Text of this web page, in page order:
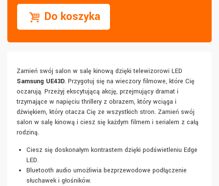
Do koszyka
Zamień swój salon w salę kinową dzięki telewizorowi LED
Samsung UE43D. Przygotuj się na wieczory filmowe, które Cię
oczarują. Przeżyj ekscytującą akcję, przejmujący dramat i
trzymające w napięciu thrillery z obrazem, który wciąga i
dźwiękiem, który otacza Cię ze wszystkich stron. Zamień swój
salon w salę kinową i ciesz się każdym filmem i serialem z całą
rodziną.
Ciesz się doskonałym kontrastem dzięki podświetleniu Edge
LED.
Bluetooth audio umożliwia bezprzewodowe podłączenie
słuchawek i głośników.